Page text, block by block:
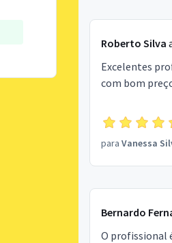
Roberto Silva
Excelentes
com bom
para Vanessa
Bernardo
O profissional